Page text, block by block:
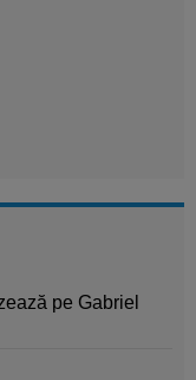
pe Gabriel